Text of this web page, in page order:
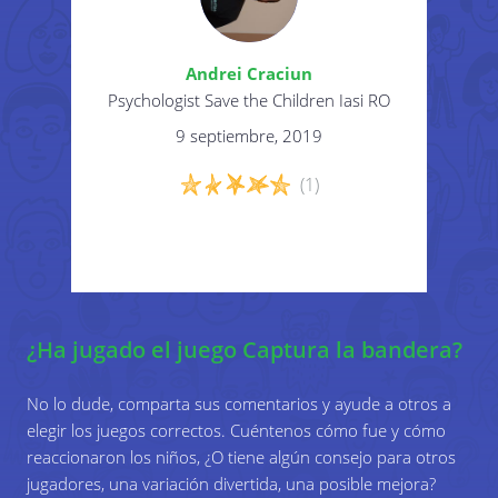
Gana el equipo que logra recuperar su
territorio).Andrei Craciun
Psychologist Save the Children Iasi RO
9 septiembre, 2019
(1)
¿Ha jugado el juego Captura la bandera?
No lo dude, comparta sus comentarios y ayude a otros a
elegir los juegos correctos. Cuéntenos cómo fue y cómo
reaccionaron los niños, ¿O tiene algún consejo para otros
jugadores, una variación divertida, una posible mejora?